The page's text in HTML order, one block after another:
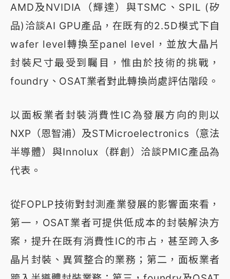
AMD及NVIDIA（輝達）與TSMC、SPIL (矽
品)洽談AI GPU產品，在既有的2.5D模式下自
wafer level轉換至panel level，並放大晶片
封裝尺寸最受到矚目，惟由於技術的挑戰，
foundry、OSAT業者對此轉換尚處評估階段。
以面板業者封裝消費性IC為發展方向的則以
NXP（恩智浦）及STMicroelectronics（意法
半導體）與Innolux（群創）洽談PMIC產品為
代表。
從FOPLP技術對封測產業發展的影響面來看，
第一，OSAT業者可提供低成本的封裝解決方
案，提升在既有消費性IC的市占，甚至跨入多
晶片封裝、異質整合的業務；第二，面板業者